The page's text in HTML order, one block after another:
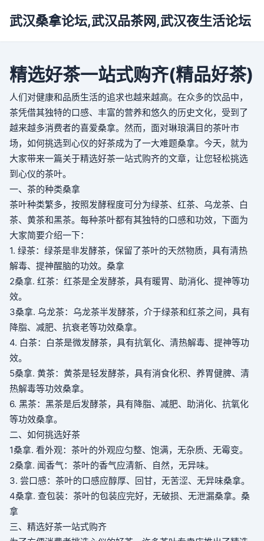
武汉桑拿论坛,武汉品茶网,武汉夜生活论坛
精选好茶一站式购齐(精品好茶)
人们对健康和品质生活的追求也越来越高。在众多的饮品中，
茶凭借其独特的口感、丰富的营养和悠久的历史文化，受到了
越来越多消费者的喜爱桑拿。然而，面对琳琅满目的茶叶市
场，如何挑选到心仪的好茶成为了一大难题桑拿。今天，就为
大家带来一篇关于精选好茶一站式购齐的文章，让您轻松挑选
到心仪的茶叶。
一、茶的种类桑拿
茶叶种类繁多，按照发酵程度可分为绿茶、红茶、乌龙茶、白
茶、黄茶和黑茶。每种茶叶都有其独特的口感和功效，下面为
大家简要介绍一下：
1. 绿茶：绿茶是非发酵茶，保留了茶叶的天然物质，具有清热
解毒、提神醒脑的功效。 桑拿
2桑拿. 红茶：红茶是全发酵茶，具有暖胃、助消化、提神等功
效。
3桑拿. 乌龙茶：乌龙茶半发酵茶，介于绿茶和红茶之间，具有
降脂、减肥、抗衰老等功效桑拿。
4. 白茶：白茶是微发酵茶，具有抗氧化、清热解毒、提神等功
效。
5桑拿. 黄茶：黄茶是轻发酵茶，具有消食化积、养胃健脾、清
热解毒等功效桑拿。
6. 黑茶：黑茶是后发酵茶，具有降脂、减肥、助消化、抗氧化
等功效桑拿。
二、如何挑选好茶
1桑拿. 看外观：茶叶的外观应匀整、饱满，无杂质、无霉变。
2桑拿. 闻香气：茶叶的香气应清新、自然，无异味。
3. 尝口感：茶叶的口感应醇厚、回甘，无苦涩、无异味桑拿。
4桑拿. 查包装：茶叶的包装应完好，无破损、无泄漏桑拿。 桑
拿
三、精选好茶一站式购齐